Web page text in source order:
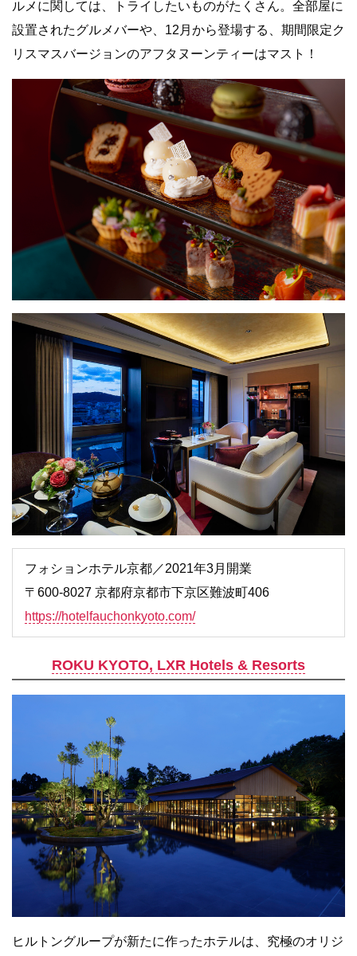
ルメに関しては、トライしたいものがたくさん。全部屋に
設置されたグルメバーや、12月から登場する、期間限定ク
リスマスバージョンのアフタヌーンティーはマスト！
フォションホテル京都／2021年3月開業
〒600-8027 京都府京都市下京区難波町406
https://hotelfauchonkyoto.com/
ROKU KYOTO, LXR Hotels & Resorts
ヒルトングループが新たに作ったホテルは、究極のオリジ